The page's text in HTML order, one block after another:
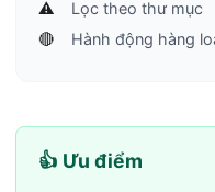
⚠️
Lọc theo thư mục
🔴
Hành động hàng
👍 Ưu điểm